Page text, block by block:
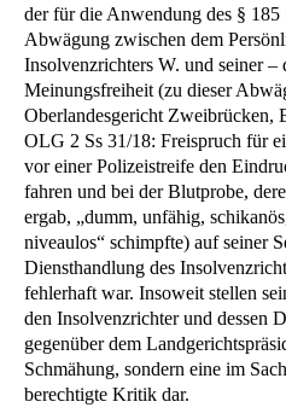
der für die Anwendung des §
Abwägung zwischen dem
Insolvenzrichters W. und seiner –
Meinungsfreiheit (zu dieser
Oberlandesgericht Zweibrücken,
OLG 2 Ss 31/18: Freispruch für
vor einer Polizeistreife den
fahren und bei der Blutprobe,
ergab, „dumm, unfähig,
niveaulos“ schimpfte) auf seiner
Diensthandlung des
fehlerhaft war. Insoweit stellen
den Insolvenzrichter und dessen
gegenüber dem
Schmähung, sondern eine im
berechtigte Kritik dar.